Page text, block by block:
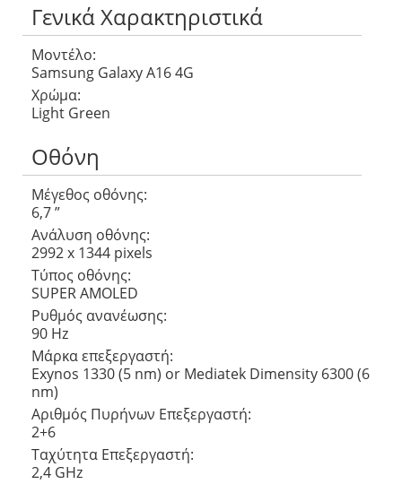
Γενικά Χαρακτηριστικά
Μοντέλο:
Samsung Galaxy A16 4G
Χρώμα:
Light Green
Οθόνη
Μέγεθος οθόνης:
6,7 ”
Ανάλυση οθόνης:
2992 x 1344 pixels
Τύπος οθόνης:
SUPER AMOLED
Ρυθμός ανανέωσης:
90 Hz
Μάρκα επεξεργαστή:
Exynos 1330 (5 nm) or Mediatek Dimensity 6300 (6
nm)
Αριθμός Πυρήνων Eπεξεργαστή:
2+6
Ταχύτητα Επεξεργαστή:
2,4 GHz